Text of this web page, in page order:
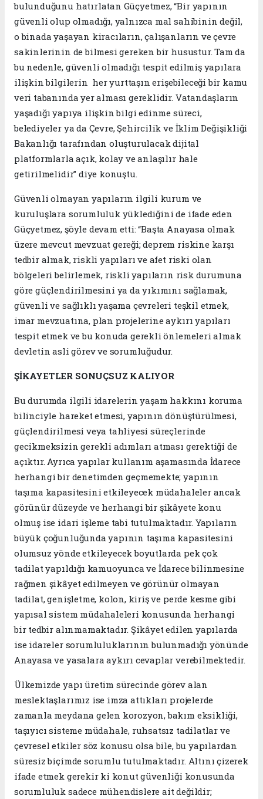
bulunduğunu hatırlatan Güçyetmez, “Bir yapının
güvenli olup olmadığı, yalnızca mal sahibinin değil,
o binada yaşayan kiracıların, çalışanların ve çevre
sakinlerinin de bilmesi gereken bir husustur. Tam da
bu nedenle, güvenli olmadığı tespit edilmiş yapılara
ilişkin bilgilerin her yurttaşın erişebileceği bir kamu
veri tabanında yer alması gereklidir. Vatandaşların
yaşadığı yapıya ilişkin bilgi edinme süreci,
belediyeler ya da Çevre, Şehircilik ve İklim Değişikliği
Bakanlığı tarafından oluşturulacak dijital
platformlarla açık, kolay ve anlaşılır hale
getirilmelidir” diye konuştu.
Güvenli olmayan yapıların ilgili kurum ve
kuruluşlara sorumluluk yüklediğini de ifade eden
Güçyetmez, şöyle devam etti: “Başta Anayasa olmak
üzere mevcut mevzuat gereği; deprem riskine karşı
tedbir almak, riskli yapıları ve afet riski olan
bölgeleri belirlemek, riskli yapıların risk durumuna
göre güçlendirilmesini ya da yıkımını sağlamak,
güvenli ve sağlıklı yaşama çevreleri teşkil etmek,
imar mevzuatına, plan projelerine aykırı yapıları
tespit etmek ve bu konuda gerekli önlemeleri almak
devletin asli görev ve sorumluğudur.
ŞİKAYETLER SONUÇSUZ KALIYOR
Bu durumda ilgili idarelerin yaşam hakkını koruma
bilinciyle hareket etmesi, yapının dönüştürülmesi,
güçlendirilmesi veya tahliyesi süreçlerinde
gecikmeksizin gerekli adımları atması gerektiği de
açıktır. Ayrıca yapılar kullanım aşamasında İdarece
herhangi bir denetimden geçmemekte; yapının
taşıma kapasitesini etkileyecek müdahaleler ancak
görünür düzeyde ve herhangi bir şikâyete konu
olmuş ise idari işleme tabi tutulmaktadır. Yapıların
büyük çoğunluğunda yapının taşıma kapasitesini
olumsuz yönde etkileyecek boyutlarda pek çok
tadilat yapıldığı kamuoyunca ve İdarece bilinmesine
rağmen şikâyet edilmeyen ve görünür olmayan
tadilat, genişletme, kolon, kiriş ve perde kesme gibi
yapısal sistem müdahaleleri konusunda herhangi
bir tedbir alınmamaktadır. Şikâyet edilen yapılarda
ise idareler sorumluluklarının bulunmadığı yönünde
Anayasa ve yasalara aykırı cevaplar verebilmektedir.
Ülkemizde yapı üretim sürecinde görev alan
meslektaşlarımız ise imza attıkları projelerde
zamanla meydana gelen korozyon, bakım eksikliği,
taşıyıcı sisteme müdahale, ruhsatsız tadilatlar ve
çevresel etkiler söz konusu olsa bile, bu yapılardan
süresiz biçimde sorumlu tutulmaktadır. Altını çizerek
ifade etmek gerekir ki konut güvenliği konusunda
sorumluluk sadece mühendislere ait değildir;